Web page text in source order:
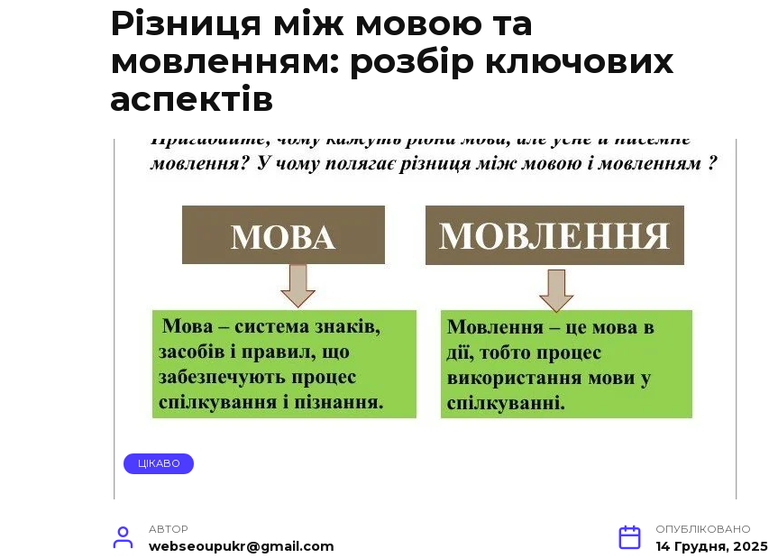
Різниця між мовою та
мовленням: розбір ключових
аспектів
ЦІКАВО
АВТОР
webseoupukr@gmail.com
ОПУБЛІКОВАНО
14 Грудня, 2025